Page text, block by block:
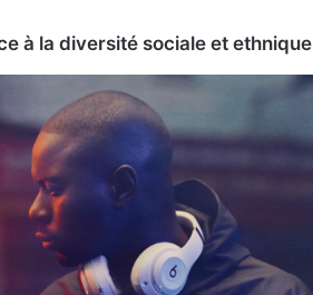
à la diversité sociale et ethnique